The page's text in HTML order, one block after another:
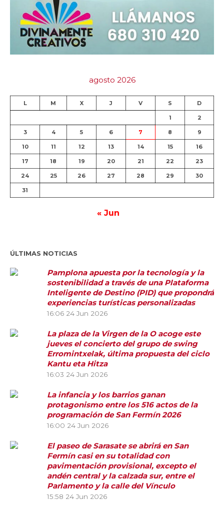
agosto 2026
L M X J V S D
1 2
3 4 5 6 7 8 9
10 11 12 13 14 15 16
17 18 19 20 21 22 23
24 25 26 27 28 29 30
31
« Jun
ÚLTIMAS NOTICIAS
Pamplona apuesta por la tecnología y la
sostenibilidad a través de una Plataforma
Inteligente de Destino (PID) que propondrá
experiencias turísticas personalizadas
16:06 24 Jun 2026
La plaza de la Virgen de la O acoge este
jueves el concierto del grupo de swing
Erromintxelak, última propuesta del ciclo
Kantu eta Hitza
16:03 24 Jun 2026
La infancia y los barrios ganan
protagonismo entre los 516 actos de la
programación de San Fermín 2026
16:00 24 Jun 2026
El paseo de Sarasate se abrirá en San
Fermín casi en su totalidad con
pavimentación provisional, excepto el
andén central y la calzada sur, entre el
Parlamento y la calle del Vínculo
15:58 24 Jun 2026